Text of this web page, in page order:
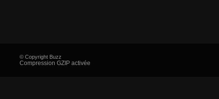
© Copyright Buzz
Compression GZIP activée